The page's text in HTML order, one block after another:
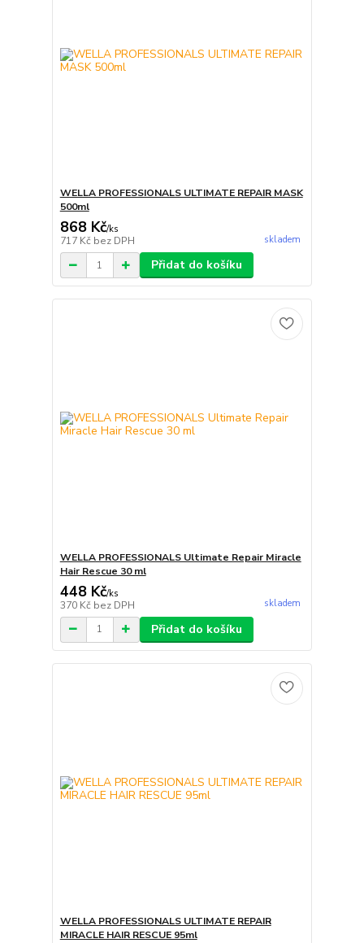
WELLA PROFESSIONALS ULTIMATE REPAIR MASK
500ml
868 Kč/ks
717 Kč bez DPH skladem
Přidat do košíku
WELLA PROFESSIONALS Ultimate Repair Miracle
Hair Rescue 30 ml
448 Kč/ks
370 Kč bez DPH skladem
Přidat do košíku
WELLA PROFESSIONALS ULTIMATE REPAIR
MIRACLE HAIR RESCUE 95ml